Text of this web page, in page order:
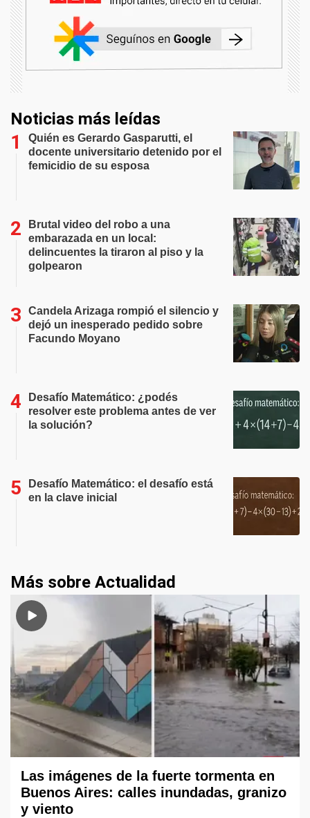
Noticias más leídas
Quién es Gerardo Gasparutti, el
docente universitario detenido por el
femicidio de su esposa
Brutal video del robo a una
embarazada en un local:
delincuentes la tiraron al piso y la
golpearon
Candela Arizaga rompió el silencio y
dejó un inesperado pedido sobre
Facundo Moyano
Desafío Matemático: ¿podés
resolver este problema antes de ver
la solución?
Desafío Matemático: el desafío está
en la clave inicial
Más sobre Actualidad
Las imágenes de la fuerte tormenta en
Buenos Aires: calles inundadas, granizo
y viento